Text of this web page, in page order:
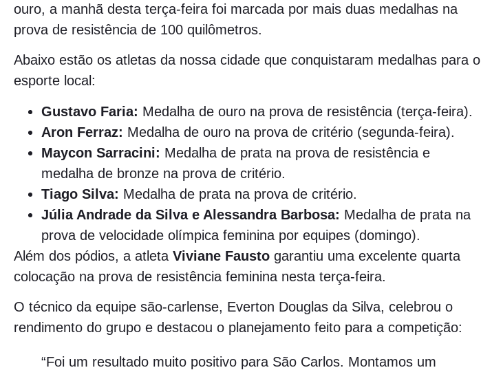
ouro, a manhã desta terça-feira foi marcada por mais duas medalhas na
prova de resistência de 100 quilômetros.
Abaixo estão os atletas da nossa cidade que conquistaram medalhas para o
esporte local:
Gustavo Faria: Medalha de ouro na prova de resistência (terça-feira).
Aron Ferraz: Medalha de ouro na prova de critério (segunda-feira).
Maycon Sarracini: Medalha de prata na prova de resistência e
medalha de bronze na prova de critério.
Tiago Silva: Medalha de prata na prova de critério.
Júlia Andrade da Silva e Alessandra Barbosa: Medalha de prata na
prova de velocidade olímpica feminina por equipes (domingo).
Além dos pódios, a atleta Viviane Fausto garantiu uma excelente quarta
colocação na prova de resistência feminina nesta terça-feira.
O técnico da equipe são-carlense, Everton Douglas da Silva, celebrou o
rendimento do grupo e destacou o planejamento feito para a competição:
“Foi um resultado muito positivo para São Carlos. Montamos um